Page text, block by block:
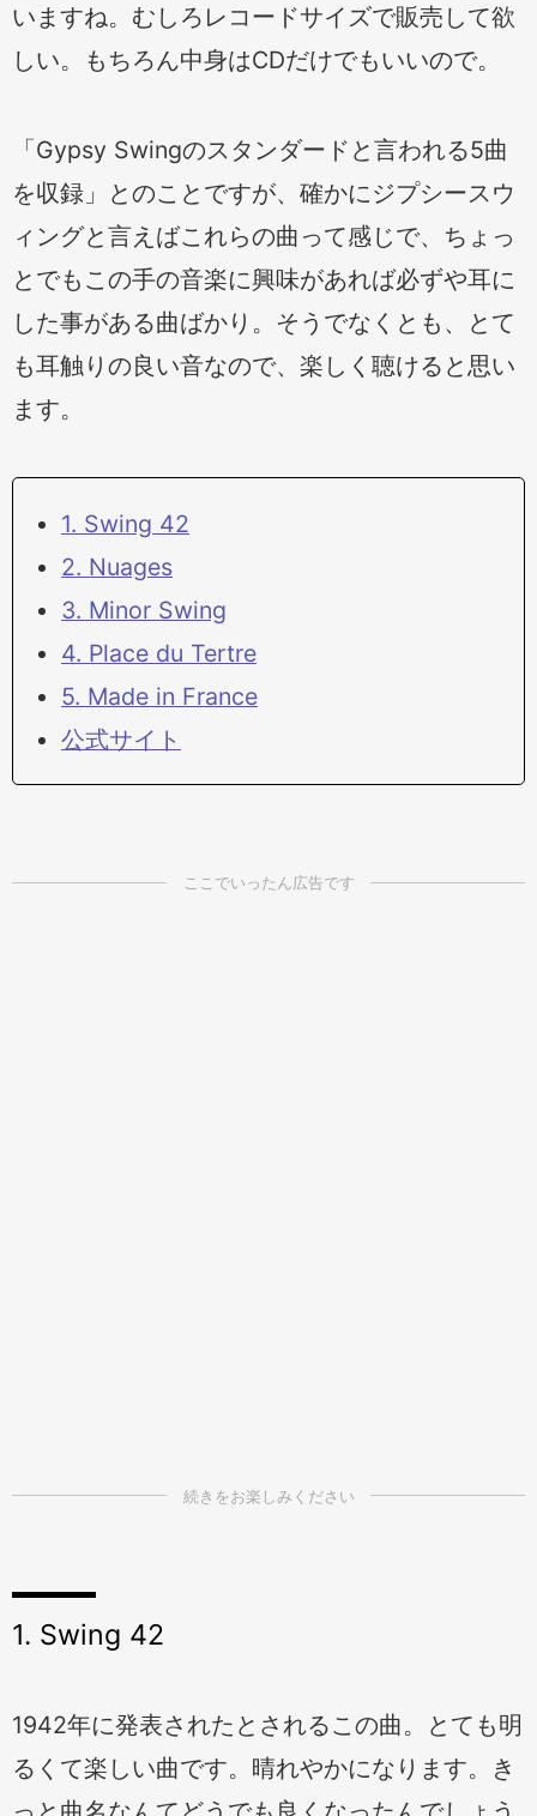
いますね。むしろレコードサイズで販売して欲
しい。もちろん中身はCDだけでもいいので。
「Gypsy Swingのスタンダードと言われる5曲
を収録」とのことですが、確かにジプシースウ
ィングと言えばこれらの曲って感じで、ちょっ
とでもこの手の音楽に興味があれば必ずや耳に
した事がある曲ばかり。そうでなくとも、とて
も耳触りの良い音なので、楽しく聴けると思い
ます。
1. Swing 42
2. Nuages
3. Minor Swing
4. Place du Tertre
5. Made in France
公式サイト
1. Swing 42
1942年に発表されたとされるこの曲。とても明
るくて楽しい曲です。晴れやかになります。き